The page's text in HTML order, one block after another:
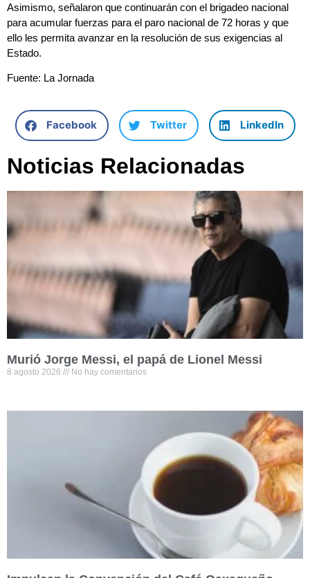
Asimismo, señalaron que continuarán con el brigadeo nacional
para acumular fuerzas para el paro nacional de 72 horas y que
ello les permita avanzar en la resolución de sus exigencias al
Estado.
Fuente: La Jornada
Facebook Twitter LinkedIn
Noticias Relacionadas
Murió Jorge Messi, el papá de Lionel Messi
8 agosto 2026 No hay comentarios